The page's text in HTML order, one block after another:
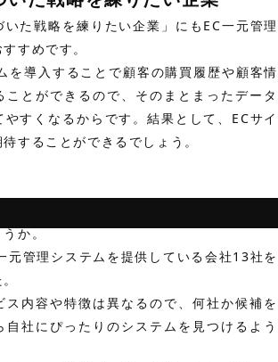
た戦略を練りたい企業」にもEC一元管理
すめです。
を導入することで顧客の購買履歴や顧客情
ことができるので、そのまとまったデータ
すくなるからです。結果として、ECサイ
することができるでしょう。
うか。
元管理システムを提供している会社13社を
ス内容や特徴は異なるので、何社か候補を
自社にぴったりのシステムを見つけるよう